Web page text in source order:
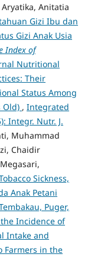
Anitatia
Gizi Ibu dan
Gizi Anak Usia
Index of
Nutritional
Their
Status Among
Old) , Integrated
Integr. Nutr. J.
Muhammad
Chaidir
Sickness,
Anak Petani
Puger,
Incidence of
Intake and
Farmers in the